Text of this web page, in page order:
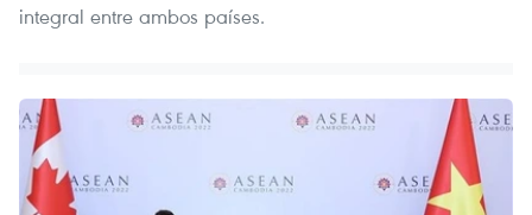
integral entre ambos países.